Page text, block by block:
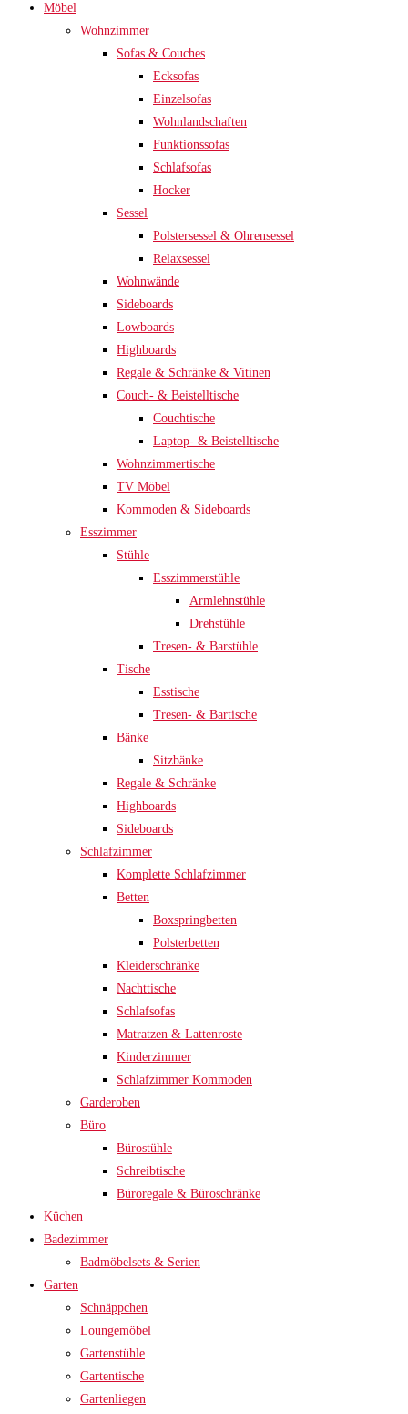
Möbel
Wohnzimmer
Sofas & Couches
Ecksofas
Einzelsofas
Wohnlandschaften
Funktionssofas
Schlafsofas
Hocker
Sessel
Polstersessel & Ohrensessel
Relaxsessel
Wohnwände
Sideboards
Lowboards
Highboards
Regale & Schränke & Vitinen
Couch- & Beistelltische
Couchtische
Laptop- & Beistelltische
Wohnzimmertische
TV Möbel
Kommoden & Sideboards
Esszimmer
Stühle
Esszimmerstühle
Armlehnstühle
Drehstühle
Tresen- & Barstühle
Tische
Esstische
Tresen- & Bartische
Bänke
Sitzbänke
Regale & Schränke
Highboards
Sideboards
Schlafzimmer
Komplette Schlafzimmer
Betten
Boxspringbetten
Polsterbetten
Kleiderschränke
Nachttische
Schlafsofas
Matratzen & Lattenroste
Kinderzimmer
Schlafzimmer Kommoden
Garderoben
Büro
Bürostühle
Schreibtische
Büroregale & Büroschränke
Küchen
Badezimmer
Badmöbelsets & Serien
Garten
Schnäppchen
Loungemöbel
Gartenstühle
Gartentische
Gartenliegen